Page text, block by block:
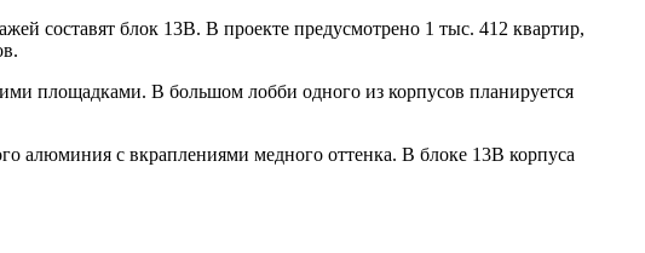
составят блок 13В. В проекте предусмотрено 1 тыс. 412 квартир,
площадками. В большом лобби одного из корпусов планируется
алюминия с вкраплениями медного оттенка. В блоке 13В корпуса